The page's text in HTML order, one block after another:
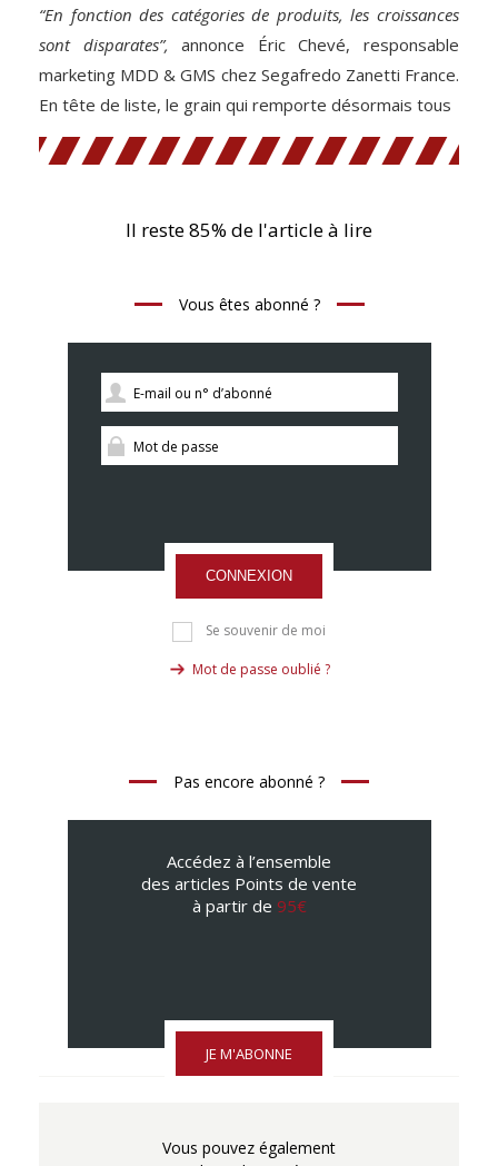
“En fonction des catégories de produits, les croissances
sont disparates”, annonce Éric Chevé, responsable
marketing MDD & GMS chez Segafredo Zanetti France.
En tête de liste, le grain qui remporte désormais tous
Il reste 85% de l'article à lire
Vous êtes abonné ?
CONNEXION
Se souvenir de moi
Mot de passe oublié ?
Pas encore abonné ?
Accédez à l’ensemble
des articles Points de vente
à partir de 95€
JE M'ABONNE
Vous pouvez également